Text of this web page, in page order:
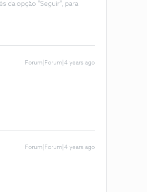
da opção "Seguir", para
Forum|Forum|4 years ago
Forum|Forum|4 years ago